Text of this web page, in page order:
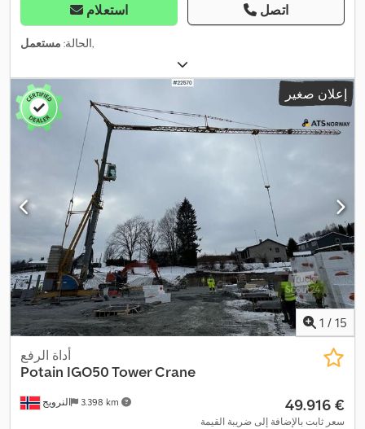
استعلام اتصل
الحالة: مستعمل ,
إعلان صغير
1 / 15
النرويج 3.398 km
أداة الرفع
Potain IGO50 Tower Crane
‏49.916 €
سعر ثابت بالإضافة إلى ضريبة القيمة